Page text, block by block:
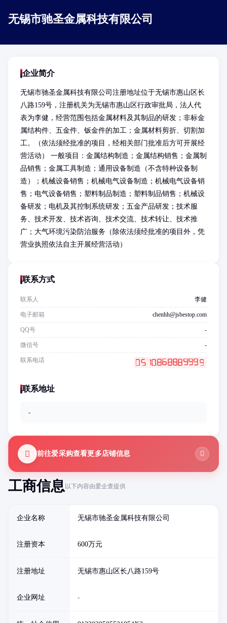
无锡市驰圣金属科技有限公司
工商信息以下内容由爱企查提供
企业名称 无锡市驰圣金属科技有限公司
注册资本 600万元
注册地址 无锡市惠山区长八路159号
企业网址 -
企业简介
无锡市驰圣金属科技有限公司注册地址位于无锡市惠山区长
八路159号，注册机关为无锡市惠山区行政审批局，法人代
表为李健，经营范围包括金属材料及其制品的研发；非标金
属结构件、五金件、钣金件的加工；金属材料剪折、切割加
工。（依法须经批准的项目，经相关部门批准后方可开展经
营活动） 一般项目：金属结构制造；金属结构销售；金属制
品销售；金属工具制造；通用设备制造（不含特种设备制
造）；机械设备销售；机械电气设备制造；机械电气设备销
售；电气设备销售；塑料制品制造；塑料制品销售；机械设
备研发；电机及其控制系统研发；五金产品研发；技术服
务、技术开发、技术咨询、技术交流、技术转让、技术推
广；大气环境污染防治服务（除依法须经批准的项目外，凭
营业执照依法自主开展经营活动）
联系方式
联系人 李健
电子邮箱 chenhh@jsbestop.com
QQ号 -
微信号 -
联系电话
联系地址
-
前往爱采购查看更多店铺信息